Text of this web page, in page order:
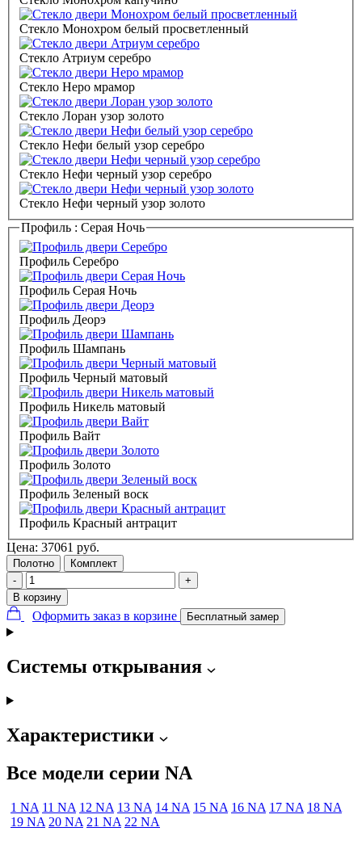
Стекло Монохром белый просветленный
Стекло Атриум серебро
Стекло Неро мрамор
Стекло Лоран узор золото
Стекло Нефи белый узор серебро
Стекло Нефи черный узор серебро
Стекло Нефи черный узор золото
Профиль : Серая Ночь
Профиль Серебро
Профиль Серая Ночь
Профиль Деорэ
Профиль Шампань
Профиль Черный матовый
Профиль Никель матовый
Профиль Вайт
Профиль Золото
Профиль Зеленый воск
Профиль Красный антрацит
Цена: 37061 руб.
Полотно
Комплект
-
+
В корзину
Оформить заказ в корзине Бесплатный замер
Системы открывания
Характеристики
Все модели серии NA
1 NA 11 NA 12 NA 13 NA 14 NA 15 NA 16 NA 17 NA 18 NA
19 NA 20 NA 21 NA 22 NA